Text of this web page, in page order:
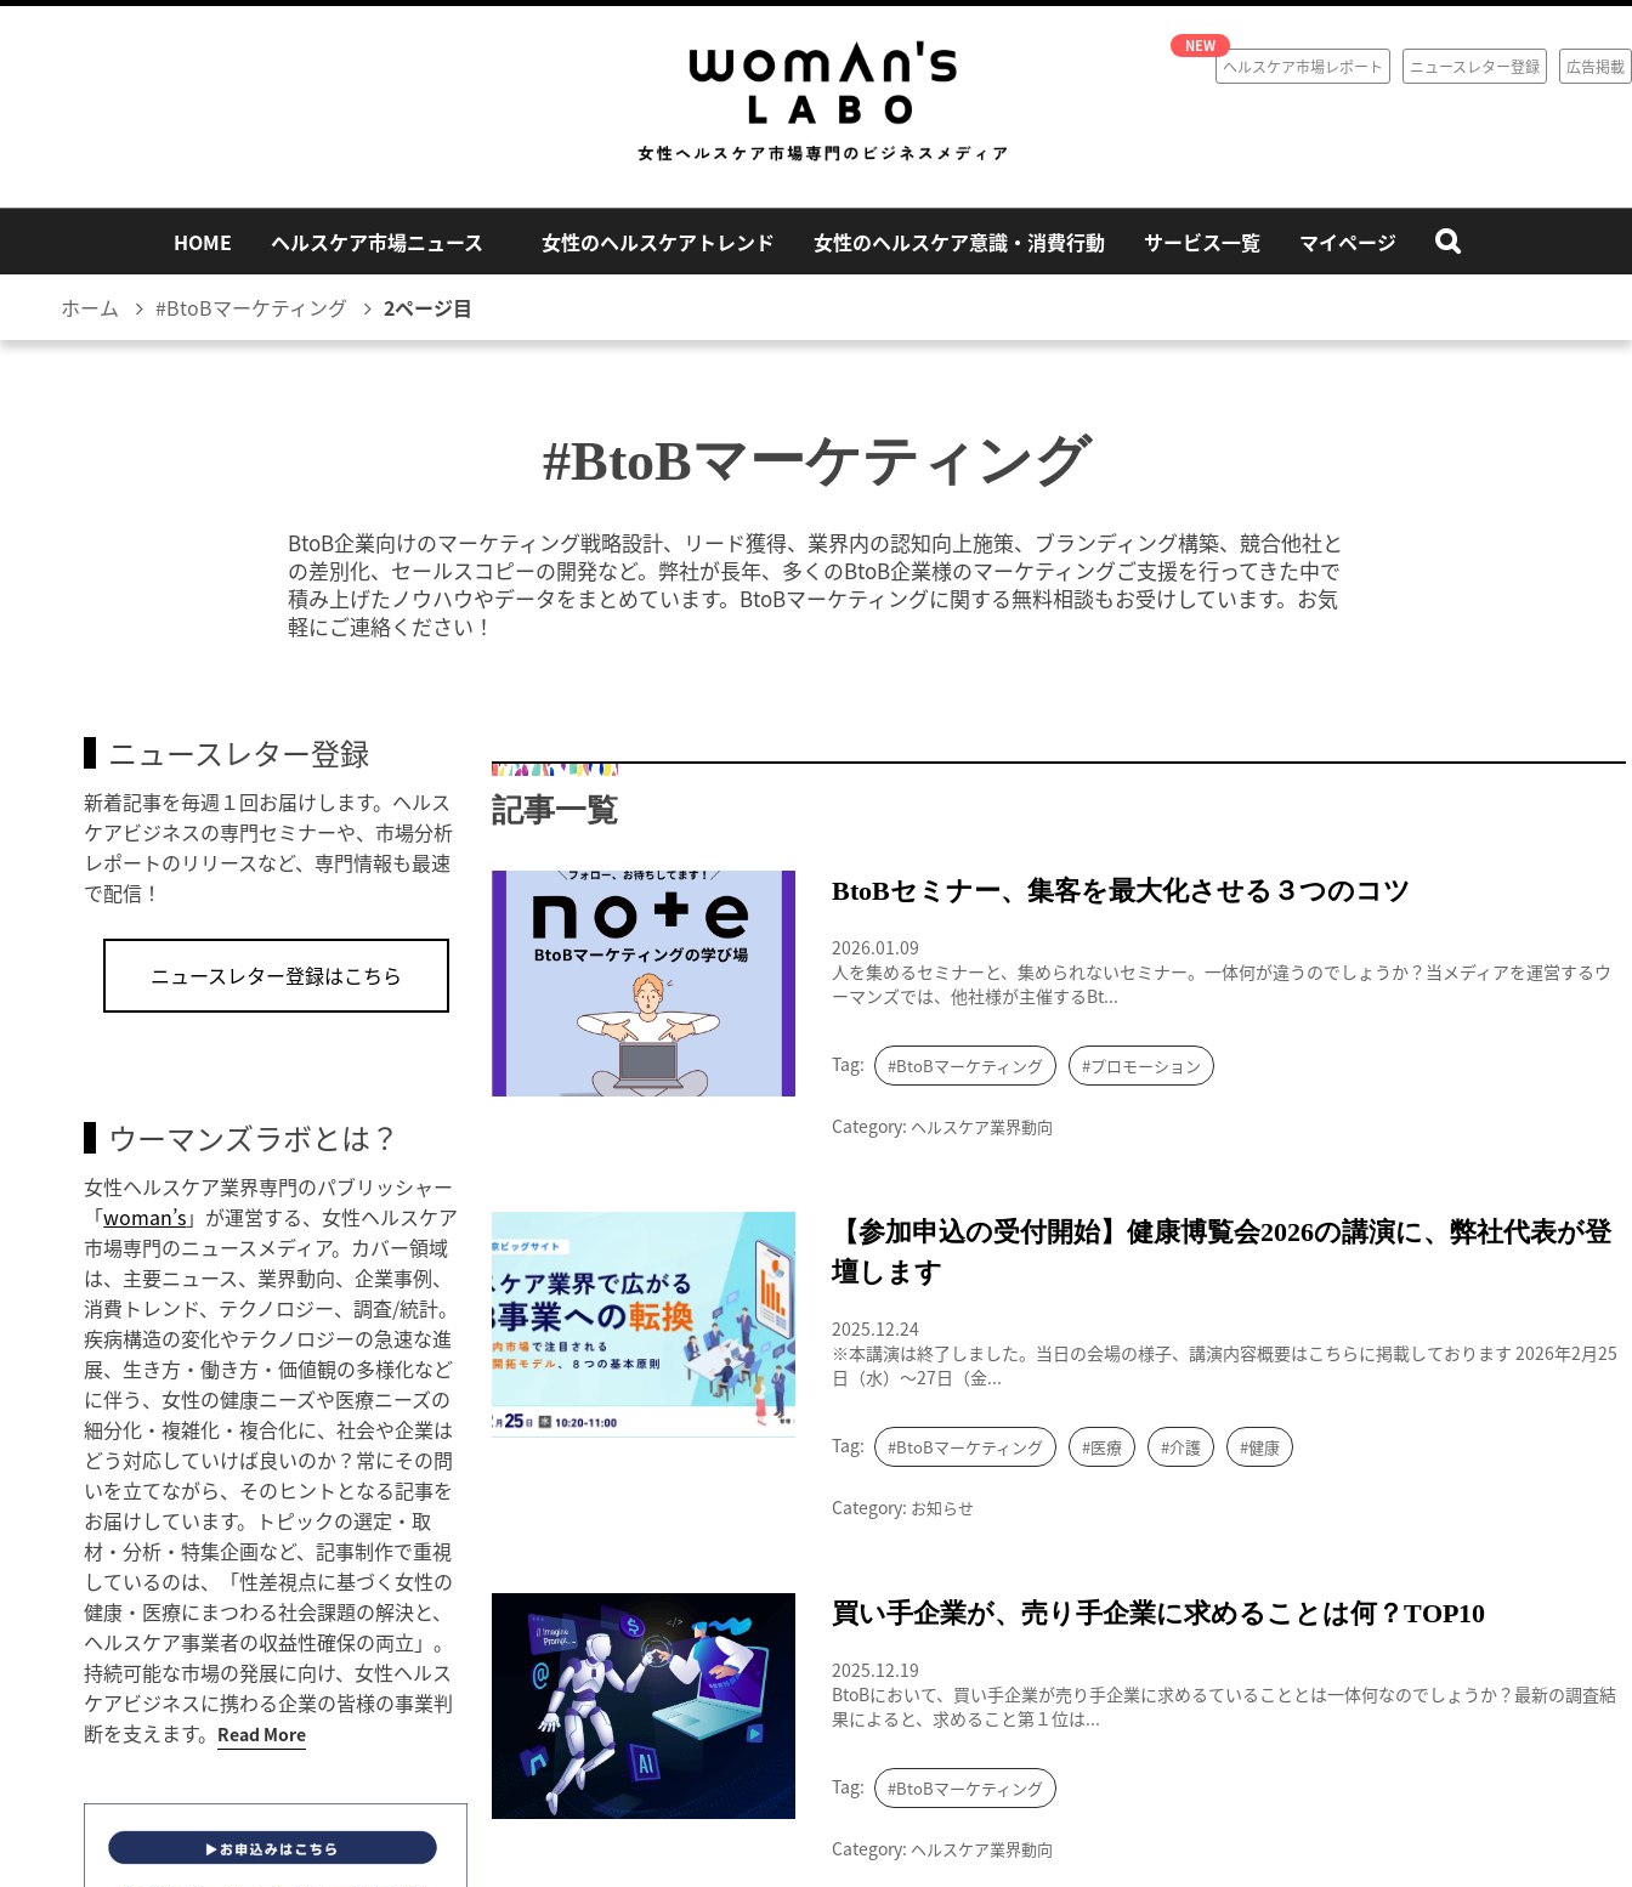
ヘルスケア市場レポート ニュースレター登録 広告掲載
HOME ヘルスケア市場ニュース 女性のヘルスケアトレンド 女性のヘルスケア意識・消費行動 サービス一覧 マイページ
ホーム #BtoBマーケティング 2ページ目
#BtoBマーケティング
BtoB企業向けのマーケティング戦略設計、リード獲得、業界内の認知向上施策、ブランディング構築、競合他社と
の差別化、セールスコピーの開発など。弊社が長年、多くのBtoB企業様のマーケティングご支援を行ってきた中で
積み上げたノウハウやデータをまとめています。BtoBマーケティングに関する無料相談もお受けしています。お気
軽にご連絡ください！
記事一覧
BtoBマーケティングの学び場
BtoBセミナー、集客を最大化させる３つのコツ
2026.01.09
人を集めるセミナーと、集められないセミナー。一体何が違うのでしょうか？当メディアを運営するウ
ーマンズでは、他社様が主催するBt...
Tag: #BtoBマーケティング #プロモーション
Category: ヘルスケア業界動向
ヘルスケア業界で広がるBtoB事業への転換 (スマホ用)
【参加申込の受付開始】健康博覧会2026の講演に、弊社代表が登
壇します
2025.12.24
※本講演は終了しました。当日の会場の様子、講演内容概要はこちらに掲載しております 2026年2月25
日（水）～27日（金...
Tag: #BtoBマーケティング #医療 #介護 #健康
Category: お知らせ
買い手企業が、売り手企業に求めることは何？TOP10
買い手企業が、売り手企業に求めることは何？TOP10
2025.12.19
BtoBにおいて、買い手企業が売り手企業に求めるていることとは一体何なのでしょうか？最新の調査結
果によると、求めること第１位は...
Tag: #BtoBマーケティング
Category: ヘルスケア業界動向
ニュースレター登録
新着記事を毎週１回お届けします。ヘルス
ケアビジネスの専門セミナーや、市場分析
レポートのリリースなど、専門情報も最速
で配信！
ニュースレター登録はこちら
ウーマンズラボとは？
女性ヘルスケア業界専門のパブリッシャー
「woman’s」が運営する、女性ヘルスケア
市場専門のニュースメディア。カバー領域
は、主要ニュース、業界動向、企業事例、
消費トレンド、テクノロジー、調査/統計。
疾病構造の変化やテクノロジーの急速な進
展、生き方・働き方・価値観の多様化など
に伴う、女性の健康ニーズや医療ニーズの
細分化・複雑化・複合化に、社会や企業は
どう対応していけば良いのか？常にその問
いを立てながら、そのヒントとなる記事を
お届けしています。トピックの選定・取
材・分析・特集企画など、記事制作で重視
しているのは、「性差視点に基づく女性の
健康・医療にまつわる社会課題の解決と、
ヘルスケア事業者の収益性確保の両立」。
持続可能な市場の発展に向け、女性ヘルス
ケアビジネスに携わる企業の皆様の事業判
断を支えます。 Read More